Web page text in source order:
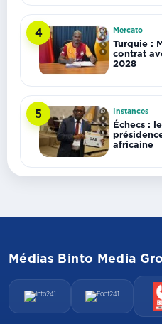
4 Mercato
Turquie :
contrat
2028
5 Instances
Échecs :
africaine
Médias Binto Media